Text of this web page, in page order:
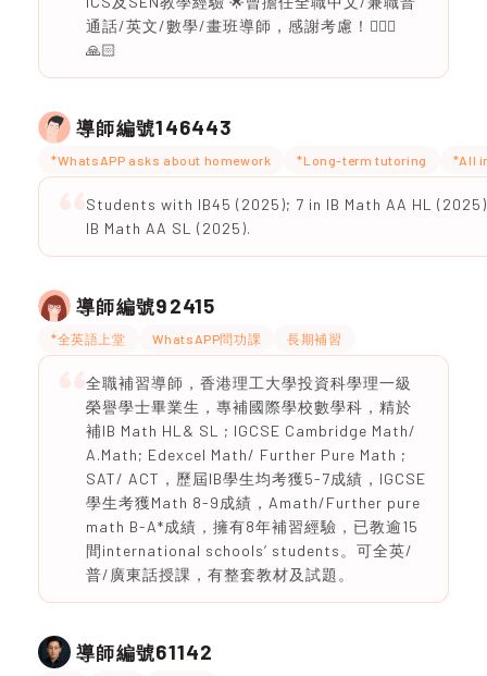
通話/英文/數學/畫班導師，感謝考慮！🙇🏻‍♀️
🙏🏻
導師編號146443
*WhatsAPP asks about homework *Long-term tutoring *All
Students with IB45 (2025); 7 in IB Math AA HL
IB Math AA SL (2025).
導師編號92415
*全英語上堂 WhatsAPP問功課 長期補習
全職補習導師，香港理工大學投資科學理一級
榮譽學士畢業生，專補國際學校數學科，精於
補IB Math HL& SL ; IGCSE Cambridge Math/
A.Math; Edexcel Math/ Further Pure Math ;
SAT/ ACT，歷屆IB學生均考獲5-7成績，IGCSE
學生考獲Math 8-9成績，Amath/Further pure
math B-A*成績，擁有8年補習經驗，已教逾15
間international schools’ students。可全英/
普/廣東話授課，有整套教材及試題。
導師編號61142